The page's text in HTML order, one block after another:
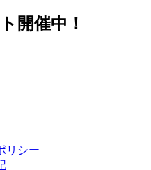
開催中！
リシー